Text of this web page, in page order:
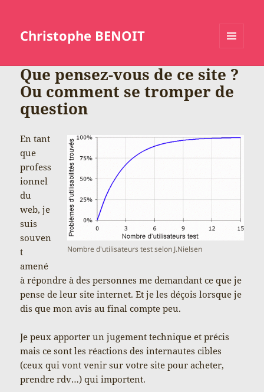
Christophe BENOIT
WIDGETS
Que pensez-vous de ce site ?
Ou comment se tromper de
question
Nombre d'utilisateurs test selon J.Nielsen
En tant
que
profess
ionnel
du
web, je
suis
souven
t
amené
à répondre à des personnes me demandant ce que je
pense de leur site internet. Et je les déçois lorsque je
dis que mon avis au final compte peu.
Je peux apporter un jugement technique et précis
mais ce sont les réactions des internautes cibles
(ceux qui vont venir sur votre site pour acheter,
prendre rdv…) qui importent.